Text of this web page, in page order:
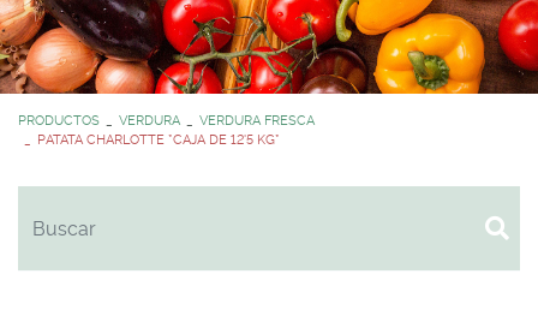
PRODUCTOS VERDURA
VERDURA FRESCA
PATATA CHARLOTTE *CAJA DE 12'5 KG*